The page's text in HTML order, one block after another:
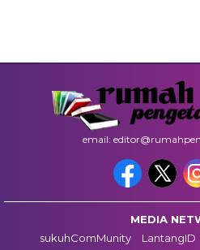
email:
MEDIA
sukuhComMunity
LantangID